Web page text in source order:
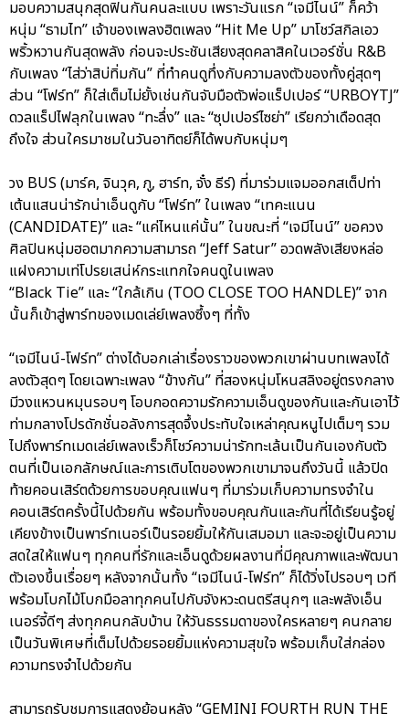
มอบความสนุกสุดฟินกันคนละแบบ เพราะวันแรก “เจมีไนน์” ก็คว้า
หนุ่ม “ธามไท” เจ้าของเพลงฮิตเพลง “Hit Me Up” มาโชว์สกิลเอว
พริ้วหวานกันสุดพลัง ก่อนจะประชันเสียงสุดคลาสิคในเวอร์ชั่น R&B
กับเพลง “ไส่ว่าสิบ่ทิ่มกัน” ที่ทำคนดูทึ่งกับความลงตัวของทั้งคู่สุดๆ
ส่วน “โฟร์ท” ก็ใส่เต็มไม่ยั้งเช่นกันจับมือตัวพ่อแร็ปเปอร์ “URBOYTJ”
ดวลแร็ปไฟลุกในเพลง “ทะลึ่ง” และ “ซุปเปอร์ไซย่า” เรียกว่าเดือดสุด
ถึงใจ ส่วนใครมาชมในวันอาทิตย์ก็ได้พบกับหนุ่มๆ
วง BUS (มาร์ค, จินวุค, ภู, ฮาร์ท, จั๋ง ธีร์) ที่มาร่วมแจมออกสเต็ปท่า
เต้นแสนน่ารักน่าเอ็นดูกับ “โฟร์ท” ในเพลง “เทคะแนน
(CANDIDATE)” และ “แค่ไหนแค่นั้น” ในขณะที่ “เจมีไนน์” ขอควง
ศิลปินหนุ่มฮอตมากความสามารถ “Jeff Satur” อวดพลังเสียงหล่อ
แฝงความเท่โปรยเสน่ห์กระแทกใจคนดูในเพลง
“Black Tie” และ “ใกล้เกิน (TOO CLOSE TOO HANDLE)” จาก
นั้นก็เข้าสู่พาร์ทของเมดเล่ย์เพลงซึ้งๆ ที่ทั้ง
“เจมีไนน์-โฟร์ท” ต่างได้บอกเล่าเรื่องราวของพวกเขาผ่านบทเพลงได้
ลงตัวสุดๆ โดยเฉพาะเพลง “ข้างกัน” ที่สองหนุ่มโหนสลิงอยู่ตรงกลาง
มีวงแหวนหมุนรอบๆ โอบกอดความรักความเอ็นดูของกันและกันเอาไว้
ท่ามกลางโปรดักชั่นอลังการสุดจึ้งประทับใจเหล่าคุณหนูไปเต็มๆ รวม
ไปถึงพาร์ทเมดเล่ย์เพลงเร็วก็โชว์ความน่ารักทะเล้นเป็นกันเองกับตัว
ตนที่เป็นเอกลักษณ์และการเติบโตของพวกเขามาจนถึงวันนี้ แล้วปิด
ท้ายคอนเสิร์ตด้วยการขอบคุณแฟนๆ ที่มาร่วมเก็บความทรงจำใน
คอนเสิร์ตครั้งนี้ไปด้วยกัน พร้อมทั้งขอบคุณกันและกันที่ได้เรียนรู้อยู่
เคียงข้างเป็นพาร์ทเนอร์เป็นรอยยิ้มให้กันเสมอมา และจะอยู่เป็นความ
สดใสให้แฟนๆ ทุกคนที่รักและเอ็นดูด้วยผลงานที่มีคุณภาพและพัฒนา
ตัวเองขึ้นเรื่อยๆ หลังจากนั้นทั้ง “เจมีไนน์-โฟร์ท” ก็ได้วิ่งไปรอบๆ เวที
พร้อมโบกไม้โบกมือลาทุกคนไปกับจังหวะดนตรีสนุกๆ และพลังเอ็น
เนอร์จี้ดีๆ ส่งทุกคนกลับบ้าน ให้วันธรรมดาของใครหลายๆ คนกลาย
เป็นวันพิเศษที่เต็มไปด้วยรอยยิ้มแห่งความสุขใจ พร้อมเก็บใส่กล่อง
ความทรงจำไปด้วยกัน
สามารถรับชมการแสดงย้อนหลัง “GEMINI FOURTH RUN THE